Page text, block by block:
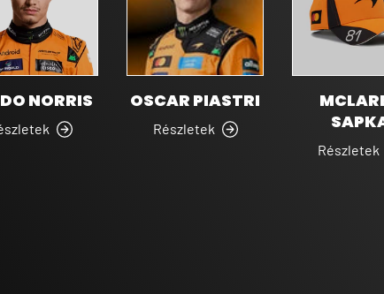
NORRIS OSCAR PIASTRI
Részletek
Részletek